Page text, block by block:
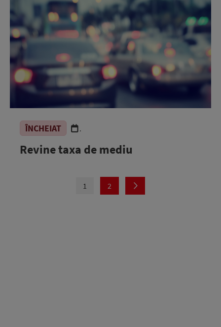
ÎNCHEIAT .
Revine taxa de mediu
1 2